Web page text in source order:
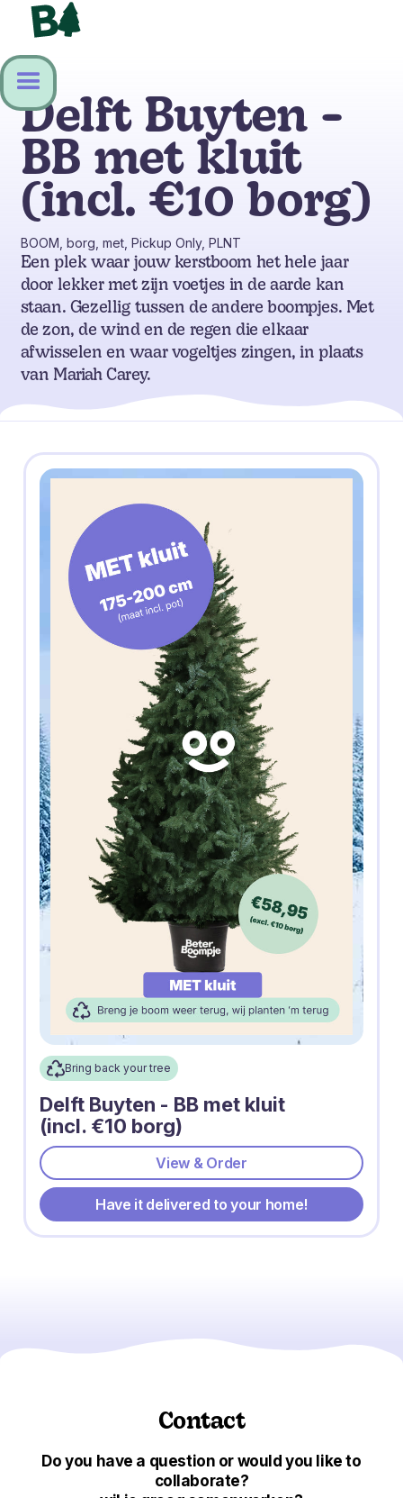
Delft Buyten -
BB met kluit
(incl. €10 borg)
BOOM, borg, met, Pickup Only, PLNT
Een plek waar jouw kerstboom het hele jaar
door lekker met zijn voetjes in de aarde kan
staan. Gezellig tussen de andere boompjes. Met
de zon, de wind en de regen die elkaar
afwisselen en waar vogeltjes zingen, in plaats
van Mariah Carey.
Bring back your tree
Delft Buyten - BB met kluit
(incl. €10 borg)
View & Order
Have it delivered to your home!
Contact
Do you have a question or would you like to
collaborate?